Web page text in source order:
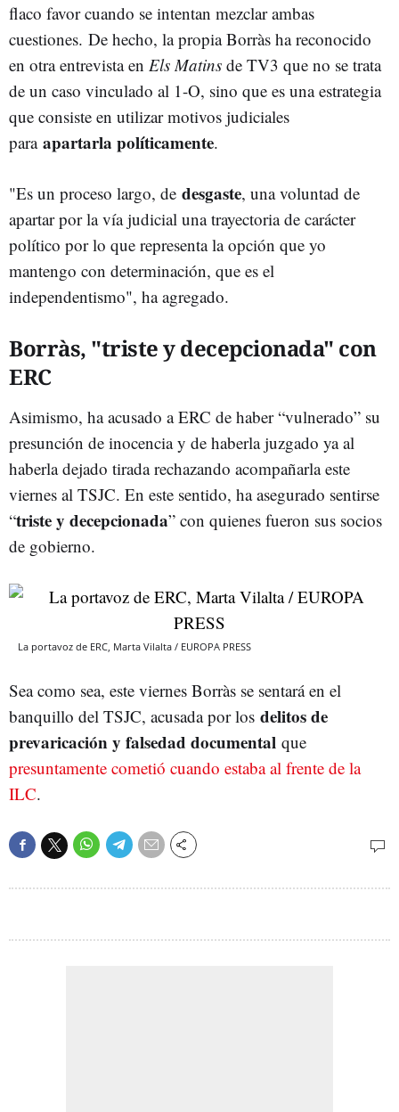
flaco favor cuando se intentan mezclar ambas
cuestiones. De hecho, la propia Borràs ha reconocido
en otra entrevista en Els Matins de TV3 que no se trata
de un caso vinculado al 1-O, sino que es una estrategia
que consiste en utilizar motivos judiciales
paraapartarla políticamente.
"Es un proceso largo, de desgaste, una voluntad de
apartar por la vía judicial una trayectoria de carácter
político por lo que representa la opción que yo
mantengo con determinación, que es el
independentismo", ha agregado.
Borràs, "triste y decepcionada" con
ERC
Asimismo, ha acusado a ERC de haber “vulnerado” su
presunción de inocencia y de haberla juzgado ya al
haberla dejado tirada rechazando acompañarla este
viernes al TSJC. En este sentido, ha asegurado sentirse
“triste y decepcionada” con quienes fueron sus socios
de gobierno.
La portavoz de ERC, Marta Vilalta / EUROPA PRESS
Sea como sea, este viernes Borràs se sentará en el
banquillo del TSJC, acusada por los delitos de
prevaricación y falsedad documental que
presuntamente cometió cuando estaba al frente de la
ILC.